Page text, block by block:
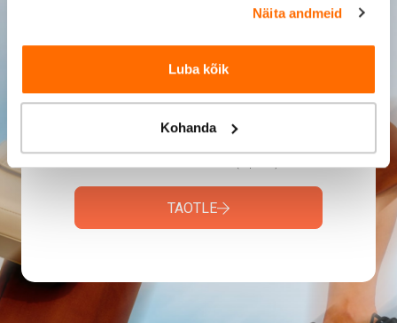
Näita andmeid
Luba kõik
Kohanda
kommertsteavet, sh otseturundust
telefoni teel (Balcia võtab minuga
ühendust kindlustuspakkumise
TAOTLE